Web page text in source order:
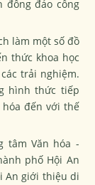
đông đảo công
làm một số đồ
thức khoa học
trải nghiệm.
hình thức tiếp
đến với thế
tâm Văn hóa -
phố Hội An
An giới thiệu di